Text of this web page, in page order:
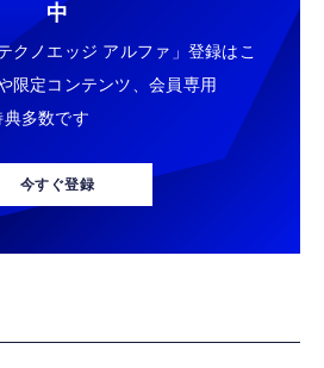
中
クノエッジ アルファ」登録はこ
限定コンテンツ、会員専用
多数です
今すぐ登録